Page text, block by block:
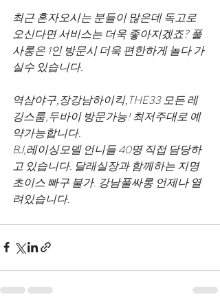
최근 혼자오시는 분들이 많은데 독고로
오신다면 서비스는 더욱 좋아지겠죠? 풀
사롱은 1인 방문시 더욱 편한하게 놀다 가
실수 있습니다.
역삼야구,장강남하이킥,THE33 모든 레
깅스룸,두바이 방문가능! 최저주대로 예
약가능합니다.
BJ,레이싱모델 언니들 40명 직접 담당하
고 있습니다. 달래실장과 함께하는 지명
초이스 빠구 불가. 강남풀싸롱 언제나 열
려있습니다.